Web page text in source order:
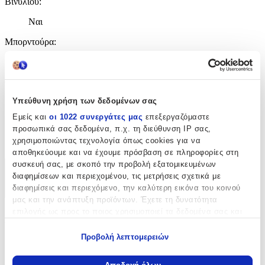
Υπεύθυνη χρήση των δεδομένων σας
Εμείς και οι 1022 συνεργάτες μας επεξεργαζόμαστε
προσωπικά σας δεδομένα, π.χ. τη διεύθυνση IP σας,
χρησιμοποιώντας τεχνολογία όπως cookies για να
αποθηκεύουμε και να έχουμε πρόσβαση σε πληροφορίες στη
συσκευή σας, με σκοπό την προβολή εξατομικευμένων
διαφημίσεων και περιεχομένου, τις μετρήσεις σχετικά με
διαφημίσεις και περιεχόμενο, την καλύτερη εικόνα του κοινού
μας και την ανάπτυξη προϊόντων. Έχετε τη δυνατότητα
Να συλλέξουμε πληροφορίες σχετικά με τη γεωγραφική
Προβολή λεπτομερειών
Ναι
Μπορντούρα:
Φωσφοριζέ:
Όχι
3D:
Όχι
Χαρακτηριστικά
+
Χαρακτηριστικά